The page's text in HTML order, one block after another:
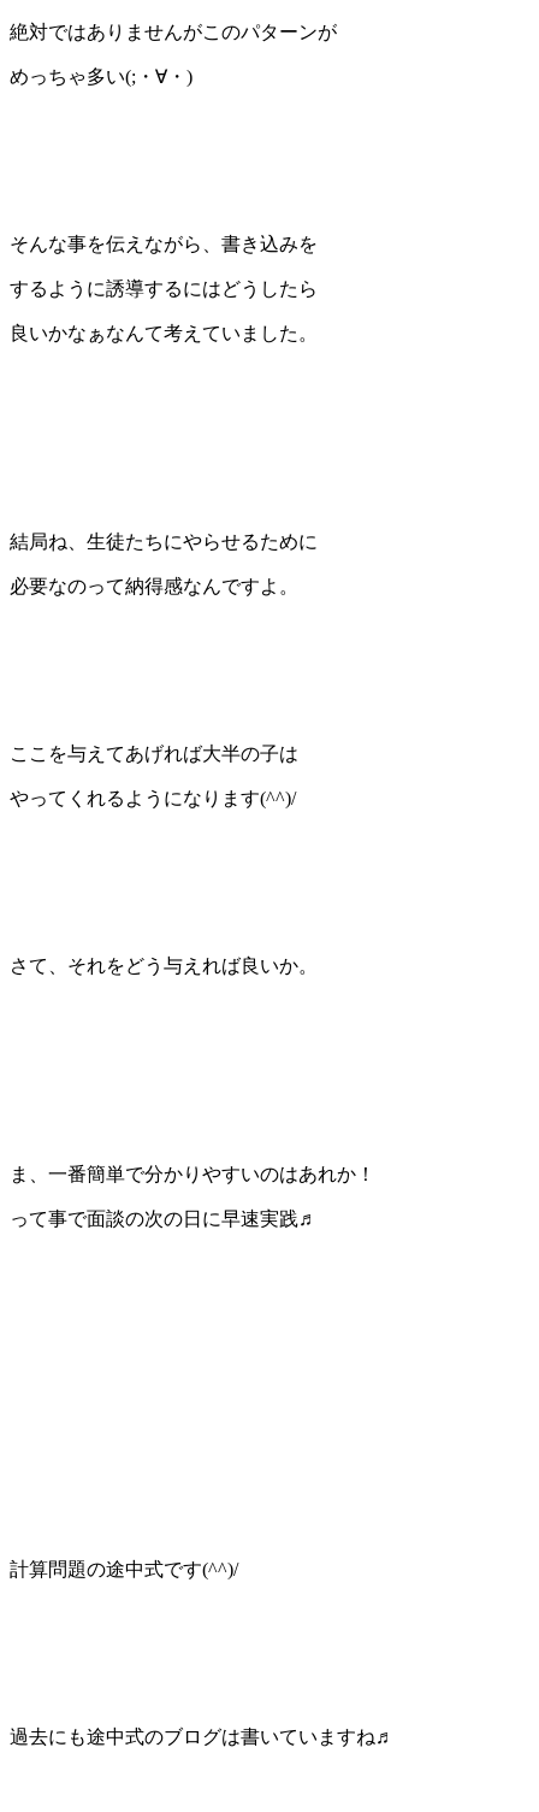
絶対ではありませんがこのパターンが
めっちゃ多い(;・∀・)
そんな事を伝えながら、書き込みを
するように誘導するにはどうしたら
良いかなぁなんて考えていました。
結局ね、生徒たちにやらせるために
必要なのって納得感なんですよ。
ここを与えてあげれば大半の子は
やってくれるようになります(^^)/
さて、それをどう与えれば良いか。
ま、一番簡単で分かりやすいのはあれか！
って事で面談の次の日に早速実践♬
計算問題の途中式です(^^)/
過去にも途中式のブログは書いていますね♬